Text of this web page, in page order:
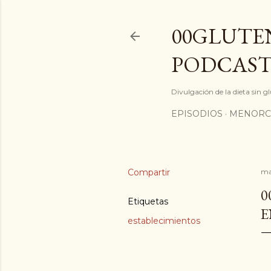
Divulgación de la dieta sin
EPISODIOS
Compartir
Etiquetas
establecimientos